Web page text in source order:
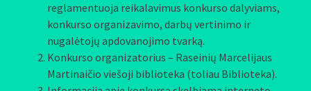
reglamentuoja reikalavimus konkurso dalyviams,
konkurso organizavimo, darbų vertinimo ir
nugalėtojų apdovanojimo tvarką.
Konkurso organizatorius – Raseinių Marcelijaus
Martinaičio viešoji biblioteka (toliau Biblioteka).